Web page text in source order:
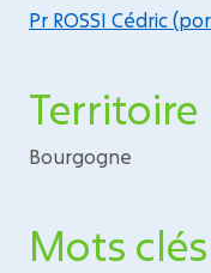
Pr ROSSI Cédric
Territoire
Bourgogne
Mots clés